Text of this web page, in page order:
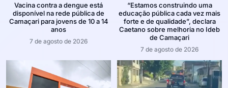
Vacina contra a dengue está
disponível na rede pública de
Camaçari para jovens de 10 a 14
anos
7 de agosto de 2026
“Estamos construindo uma
educação pública cada vez mais
forte e de qualidade”, declara
Caetano sobre melhoria no Ideb
de Camaçari
7 de agosto de 2026